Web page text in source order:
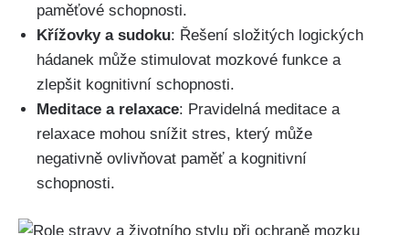
paměťové schopnosti.
Křížovky a sudoku: Řešení složitých logických
hádanek může stimulovat mozkové funkce a
zlepšit kognitivní schopnosti.
Meditace a relaxace: Pravidelná meditace a
relaxace mohou snížit stres, který může
negativně ovlivňovat paměť a kognitivní
schopnosti.